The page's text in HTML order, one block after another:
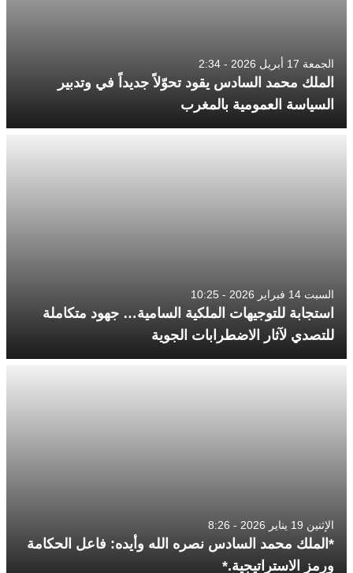
الجمعة 17 أبريل 2026 - 2:34
الملك محمد السادس يقود تحوّلاً جديداً في وتدبير
السياسة العمومية بالمغرب
السبت 14 فبراير 2026 - 10:25
استجابة للتوجيهات الملكية السامية… جهود متكاملة
للتصدي لآثار الاضطرابات الجوية
الإثنين 19 يناير 2026 - 8:26
*الملك محمد السادس نصره الله وأيده: فاعل الحكامة
ورمز الاستراتيجية.*